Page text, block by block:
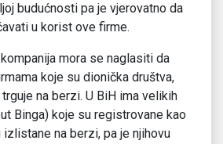
budućnosti pa je vjerovatno da
u korist ove firme.
mora se naglasiti da
koje su dionička društva,
na berzi. U BiH ima velikih
Binga) koje su registrovane kao
izlistane na berzi, pa je njihovu